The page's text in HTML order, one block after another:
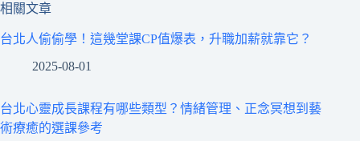
相關文章
台北人偷偷學！這幾堂課CP值爆表，升職加薪就靠它？
2025-08-01
台北心靈成長課程有哪些類型？情緒管理、正念冥想到藝
術療癒的選課參考